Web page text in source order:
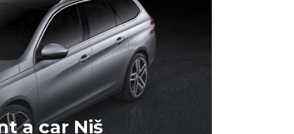
a car Niš